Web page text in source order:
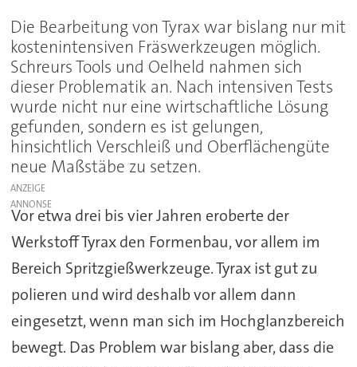
Die Bearbeitung von Tyrax war bislang nur mit
kostenintensiven Fräswerkzeugen möglich.
Schreurs Tools und Oelheld nahmen sich
dieser Problematik an. Nach intensiven Tests
wurde nicht nur eine wirtschaftliche Lösung
gefunden, sondern es ist gelungen,
hinsichtlich Verschleiß und Oberflächengüte
neue Maßstäbe zu setzen.
ANZEIGE
Vor etwa drei bis vier Jahren eroberte der
Werkstoff Tyrax den Formenbau, vor allem im
Bereich Spritzgießwerkzeuge. Tyrax ist gut zu
polieren und wird deshalb vor allem dann
eingesetzt, wenn man sich im Hochglanzbereich
bewegt. Das Problem war bislang aber, dass die